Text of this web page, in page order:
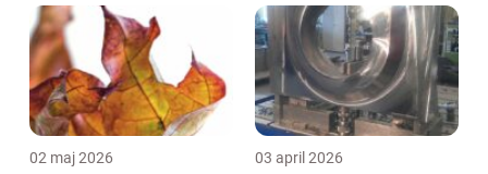
02 maj 2026 03 april 2026